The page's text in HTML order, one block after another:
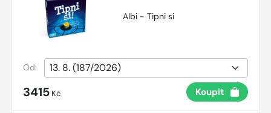
Albi - Tipni si
Od:
3415 Kč Koupit